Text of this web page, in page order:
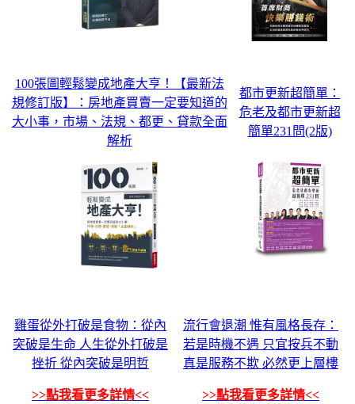
100張圖輕鬆變成地產大亨！【最新法
規修訂版】：房地產買賣一定要知道的
大小事，市場、法規、都更、貸款全面
解析
都市更新超簡單：
危老及都市更新超
簡單231問(2版)
雞蛋從外打破是食物：從內
突破是生命 人生從外打破是
挫折 從內突破是明哲
>>點我看更多詳情<<
流行會退潮 惟有風格長存：
若是時機不遇 只宜按兵不動
真是服務不欺 必然更上層樓
>>點我看更多詳情<<